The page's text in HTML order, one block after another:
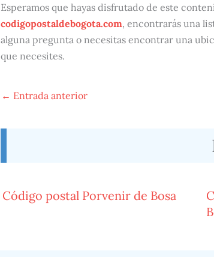
Esperamos que hayas disfrutado de este
codigopostaldebogota.com, encontrarás una
alguna pregunta o necesitas encontrar una
que necesites.
← Entrada anterior
Código postal Porvenir de Bosa